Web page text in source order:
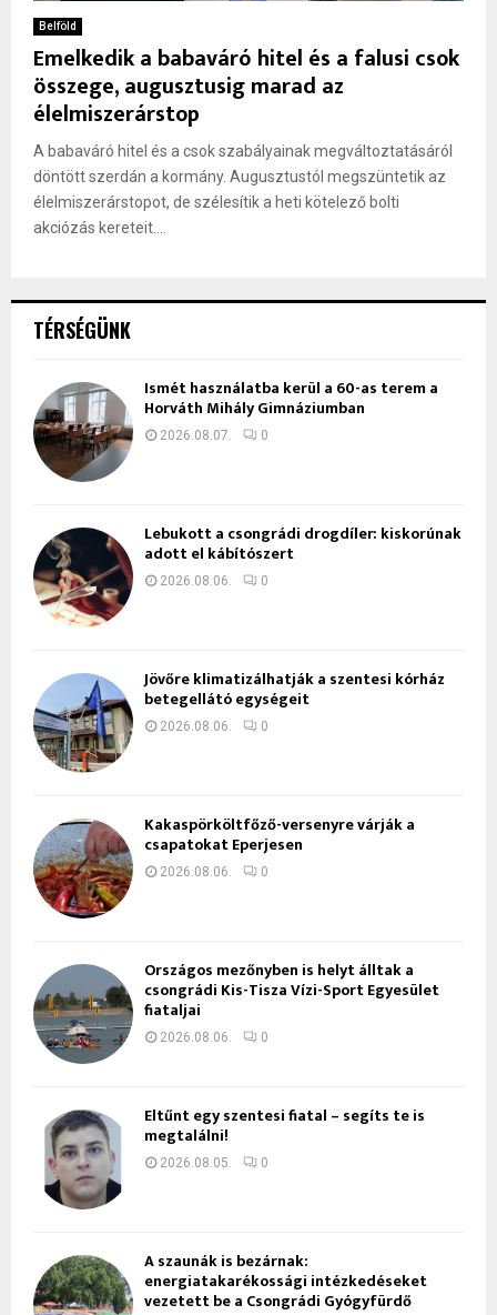
Belföld
Emelkedik a babaváró hitel és a falusi csok
összege, augusztusig marad az
élelmiszerárstop
A babaváró hitel és a csok szabályainak megváltoztatásáról
döntött szerdán a kormány. Augusztustól megszüntetik az
élelmiszerárstopot, de szélesítik a heti kötelező bolti
akciózás kereteit....
TÉRSÉGÜNK
Ismét használatba kerül a 60-as terem a
Horváth Mihály Gimnáziumban
2026.08.07. 0
Lebukott a csongrádi drogdíler: kiskorúnak
adott el kábítószert
2026.08.06. 0
Jövőre klimatizálhatják a szentesi kórház
betegellátó egységeit
2026.08.06. 0
Kakaspörköltfőző-versenyre várják a
csapatokat Eperjesen
2026.08.06. 0
Országos mezőnyben is helyt álltak a
csongrádi Kis-Tisza Vízi-Sport Egyesület
fiataljai
2026.08.06. 0
Eltűnt egy szentesi fiatal – segíts te is
megtalálni!
2026.08.05. 0
A szaunák is bezárnak:
energiatakarékossági intézkedéseket
vezetett be a Csongrádi Gyógyfürdő